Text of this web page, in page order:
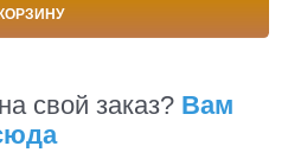
на свой заказ? Вам